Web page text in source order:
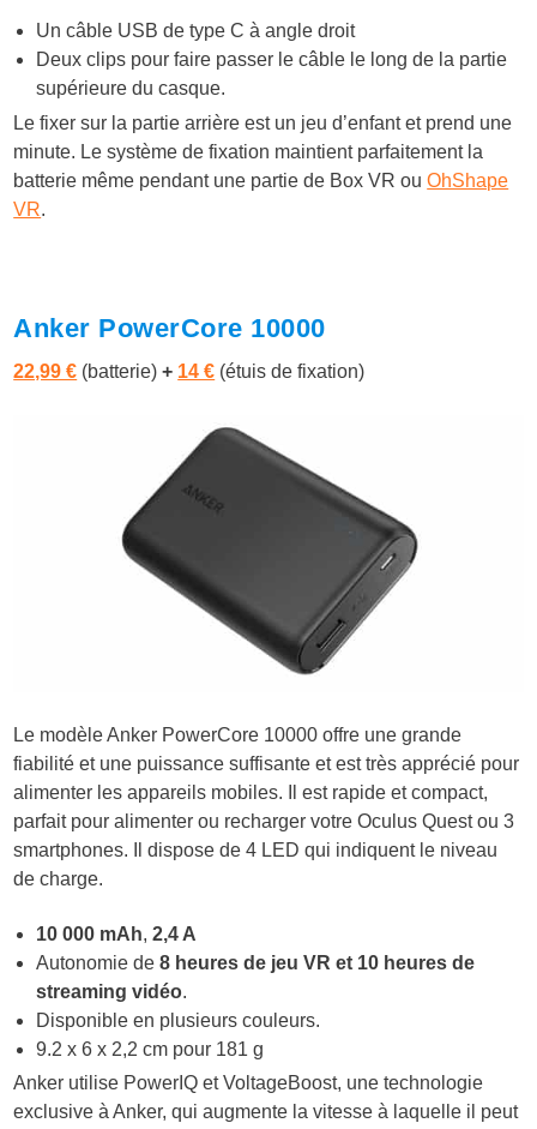
Un câble USB de type C à angle droit
Deux clips pour faire passer le câble le long de la partie
supérieure du casque.
Le fixer sur la partie arrière est un jeu d’enfant et prend une
minute. Le système de fixation maintient parfaitement la
batterie même pendant une partie de Box VR ouOhShape
VR.
Anker PowerCore 10000
22,99 € (batterie)+ 14 € (étuis de fixation)
Le modèle Anker PowerCore 10000 offre une grande
fiabilité et une puissance suffisante et est très apprécié pour
alimenter les appareils mobiles. Il est rapide et compact,
parfait pour alimenter ou recharger votre Oculus Quest ou 3
smartphones. Il dispose de4 LED qui indiquent le niveau
de charge.
10 000 mAh,2,4 A
Autonomie de8 heures de jeu VR et 10 heures de
streaming vidéo.
Disponible en plusieurs couleurs.
9.2 x 6 x 2,2 cm pour 181 g
Anker utilise PowerIQ et VoltageBoost, une technologie
exclusive à Anker, qui augmente la vitesse à laquelle il peut